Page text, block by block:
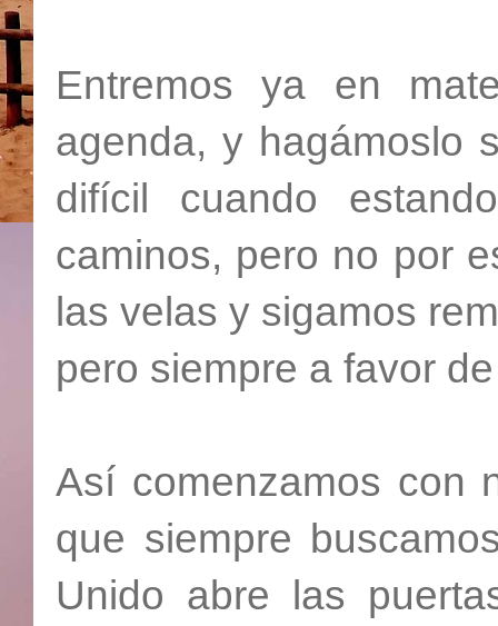
Entremos ya en
agenda, y hagámoslo
difícil cuando
caminos, pero no por
las velas y sigamos
pero siempre a favor
Así comenzamos con
que siempre
Unido abre las